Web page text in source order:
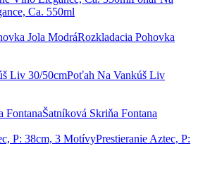
Ca. 550ml
Rozkladacia Pohovka
Poťah Na Vankúš Liv
Šatníková Skriňa Fontana
Prestieranie Aztec, P: